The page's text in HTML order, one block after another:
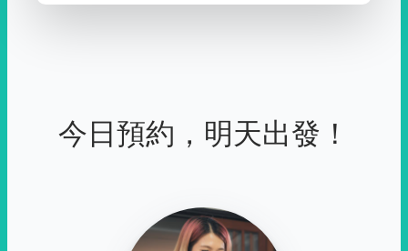
今日預約，明天出發！